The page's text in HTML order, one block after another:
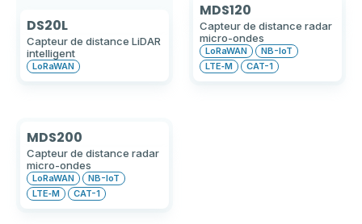
Capteur de distance LiDAR
intelligent
LoRaWAN
DS20L
Capteur de distance radar
micro-ondes
LoRaWAN
NB-IoT
LTE‑M
CAT-1
MDS120
Capteur de distance radar
micro-ondes
LoRaWAN
NB-IoT
LTE‑M
CAT-1
MDS200